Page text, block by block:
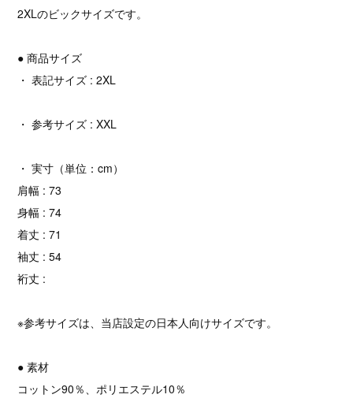
2XLのビックサイズです。
● 商品サイズ
・ 表記サイズ : 2XL
・ 参考サイズ : XXL
・ 実寸（単位：cm）
肩幅 : 73
身幅 : 74
着丈 : 71
袖丈 : 54
裄丈 :
※参考サイズは、当店設定の日本人向けサイズです。
● 素材
コットン90％、ポリエステル10％